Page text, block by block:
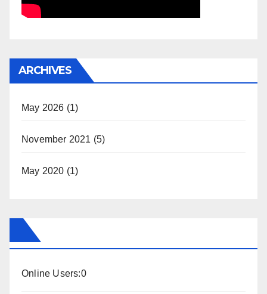
ARCHIVES
May 2026 (1)
November 2021 (5)
May 2020 (1)
Online Users:0